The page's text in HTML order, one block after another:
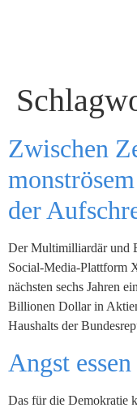
Zwischen
der
Der Multimilliardär und
Social-Media-Plattform
nächsten sechs Jahren
Billionen Dollar in
Haushalts der
Angst
Das für die Demokratie